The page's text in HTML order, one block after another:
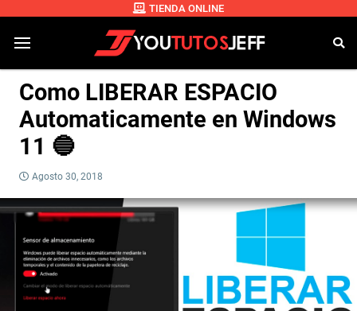
TIENDA ONLINE
Como LIBERAR ESPACIO
Automaticamente en Windows
11 🔵
Agosto 30, 2018